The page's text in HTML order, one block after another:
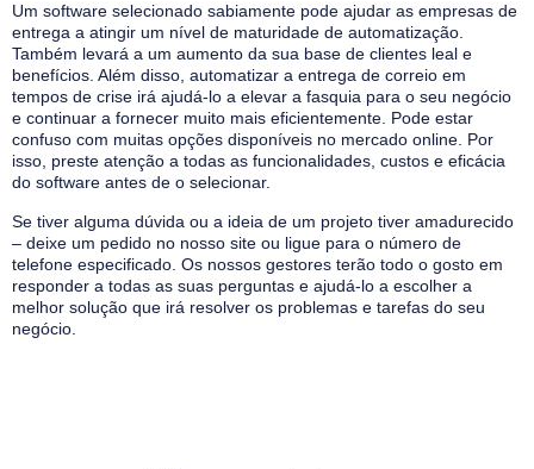
Um software selecionado sabiamente pode ajudar as empresas de
entrega a atingir um nível de maturidade de automatização.
Também levará a um aumento da sua base de clientes leal e
benefícios. Além disso, automatizar a entrega de correio em
tempos de crise irá ajudá-lo a elevar a fasquia para o seu negócio
e continuar a fornecer muito mais eficientemente. Pode estar
confuso com muitas opções disponíveis no mercado online. Por
isso, preste atenção a todas as funcionalidades, custos e eficácia
do software antes de o selecionar.
Se tiver alguma dúvida ou a ideia de um projeto tiver amadurecido
– deixe um pedido no nosso site ou ligue para o número de
telefone especificado. Os nossos gestores terão todo o gosto em
responder a todas as suas perguntas e ajudá-lo a escolher a
melhor solução que irá resolver os problemas e tarefas do seu
negócio.